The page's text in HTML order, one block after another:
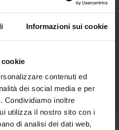
Informazioni sui cookie
contenuti ed
dei social media e per
Condividiamo inoltre
utilizza il nostro sito con i
di analisi dei dati web,